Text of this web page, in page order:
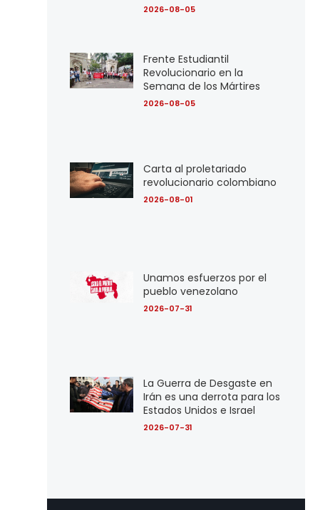
2026-08-05
Frente Estudiantil
Revolucionario en la
Semana de los Mártires
2026-08-05
Carta al proletariado
revolucionario colombiano
2026-08-01
Unamos esfuerzos por el
pueblo venezolano
2026-07-31
La Guerra de Desgaste en
Irán es una derrota para los
Estados Unidos e Israel
2026-07-31